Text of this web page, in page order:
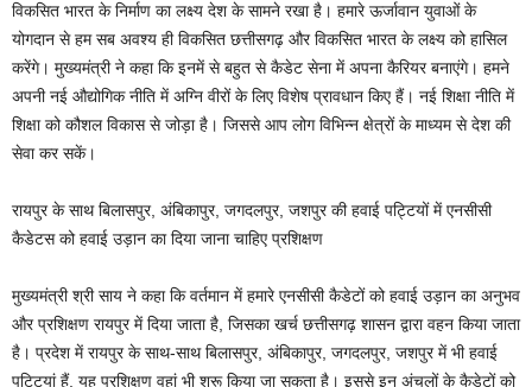
विकसित भारत के निर्माण का लक्ष्य देश के सामने रखा है। हमारे ऊर्जावान युवाओं के
योगदान से हम सब अवश्य ही विकसित छत्तीसगढ़ और विकसित भारत के लक्ष्य को हासिल
करेंगे। मुख्यमंत्री ने कहा कि इनमें से बहुत से कैडेट सेना में अपना कैरियर बनाएंगे। हमने
अपनी नई औद्योगिक नीति में अग्नि वीरों के लिए विशेष प्रावधान किए हैं। नई शिक्षा नीति में
शिक्षा को कौशल विकास से जोड़ा है। जिससे आप लोग विभिन्न क्षेत्रों के माध्यम से देश की
सेवा कर सकें।
रायपुर के साथ बिलासपुर, अंबिकापुर, जगदलपुर, जशपुर की हवाई पट्टियों में एनसीसी
कैडेटस को हवाई उड़ान का दिया जाना चाहिए प्रशिक्षण
मुख्यमंत्री श्री साय ने कहा कि वर्तमान में हमारे एनसीसी कैडेटों को हवाई उड़ान का अनुभव
और प्रशिक्षण रायपुर में दिया जाता है, जिसका खर्च छत्तीसगढ़ शासन द्वारा वहन किया जाता
है। प्रदेश में रायपुर के साथ-साथ बिलासपुर, अंबिकापुर, जगदलपुर, जशपुर में भी हवाई
पट्टियां हैं, यह प्रशिक्षण वहां भी शुरू किया जा सकता है। इससे इन अंचलों के कैडेटों को